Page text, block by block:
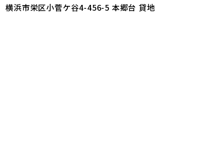
横浜市栄区小菅ケ谷4-456-5 本郷台 貸地